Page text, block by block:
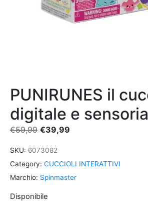
PUNIRUNES il
digitale e
€59,99 €39,99
SKU: 6073082
Category: CUCCIOLI INTERATTIVI
Marchio: Spinmaster
Disponibile